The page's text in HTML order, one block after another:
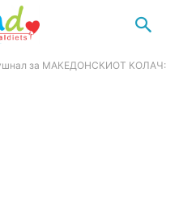
за МАКЕДОНСКИОТ КОЛАЧ: